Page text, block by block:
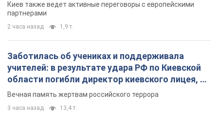
Киев также ведет активные переговоры с европейскими
партнерами
2 часа назад 1,9 т.
Заботилась об учениках и поддерживала
учителей: в результате удара РФ по Киевской
области погибли директор киевского лицея, её
муж и внук
Вечная память жертвам российского террора
3 часа назад 13,4 т.